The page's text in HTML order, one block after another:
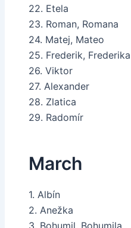
22. Etela
23. Roman, Romana
24. Matej, Mateo
25. Frederik, Frederika
26. Viktor
27. Alexander
28. Zlatica
29. Radomír
March
1. Albín
2. Anežka
3. Bohumil, Bohumila